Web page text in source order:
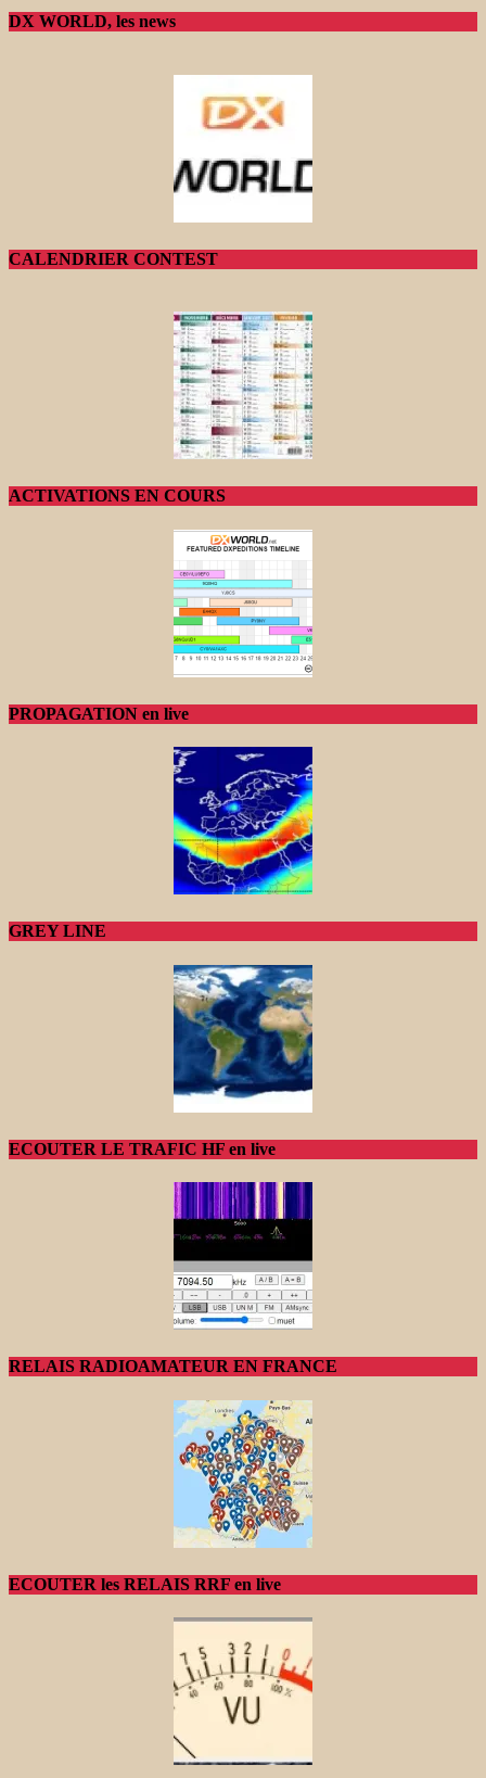
DX WORLD, les news
CALENDRIER CONTEST
ACTIVATIONS EN COURS
PROPAGATION en live
GREY LINE
ECOUTER LE TRAFIC HF en live
RELAIS RADIOAMATEUR EN FRANCE
ECOUTER les RELAIS RRF en live